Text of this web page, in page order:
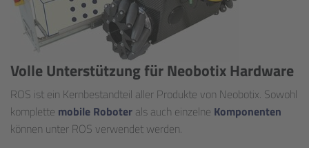
Volle Unterstützung für Neobotix Hardware
ROS ist ein Kernbestandteil aller Produkte von Neobotix. Sowohl
komplette mobile Roboter als auch einzelne Komponenten
können unter ROS verwendet werden.